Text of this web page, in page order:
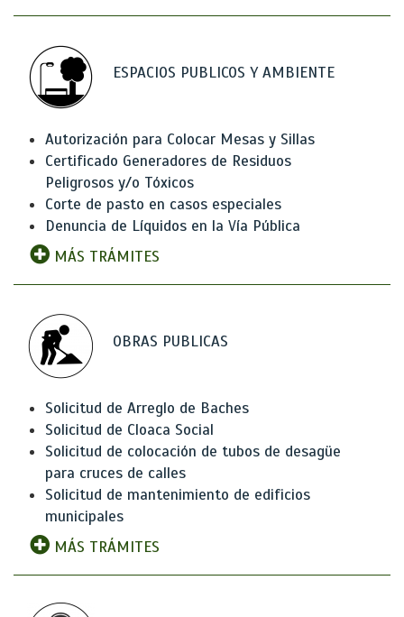
ESPACIOS PUBLICOS Y AMBIENTE
Autorización para Colocar Mesas y Sillas
Certificado Generadores de Residuos
Peligrosos y/o Tóxicos
Corte de pasto en casos especiales
Denuncia de Líquidos en la Vía Pública
MÁS TRÁMITES
OBRAS PUBLICAS
Solicitud de Arreglo de Baches
Solicitud de Cloaca Social
Solicitud de colocación de tubos de desagüe
para cruces de calles
Solicitud de mantenimiento de edificios
municipales
MÁS TRÁMITES